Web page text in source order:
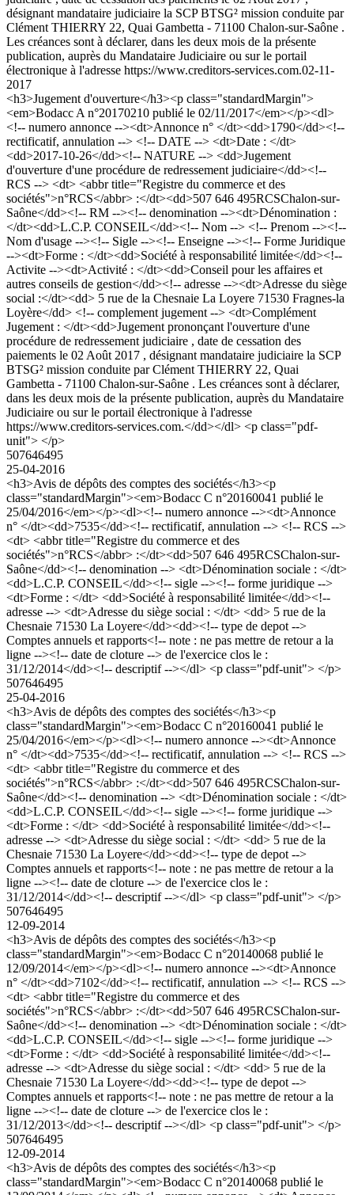
désignant mandataire judiciaire la SCP BTSG² mission conduite par
Clément THIERRY 22, Quai Gambetta - 71100 Chalon-sur-Saône .
Les créances sont à déclarer, dans les deux mois de la présente
publication, auprès du Mandataire Judiciaire ou sur le portail
électronique à l'adresse https://www.creditors-services.com.02-11-
2017
<h3>Jugement d'ouverture</h3><p class="standardMargin">
<em>Bodacc A n°20170210 publié le 02/11/2017</em></p><dl>
<!-- numero annonce --><dt>Annonce n° </dt><dd>1790</dd><!--
rectificatif, annulation --> <!-- DATE --> <dt>Date : </dt>
<dd>2017-10-26</dd><!-- NATURE --> <dd>Jugement
d'ouverture d'une procédure de redressement judiciaire</dd><!--
RCS --> <dt> <abbr title="Registre du commerce et des
sociétés">n°RCS</abbr> :</dt><dd>507 646 495RCSChalon-sur-
Saône</dd><!-- RM --><!-- denomination --><dt>Dénomination :
</dt><dd>L.C.P. CONSEIL</dd><!-- Nom --> <!-- Prenom --><!--
Nom d'usage --><!-- Sigle --><!-- Enseigne --><!-- Forme Juridique
--><dt>Forme : </dt><dd>Société à responsabilité limitée</dd><!--
Activite --><dt>Activité : </dt><dd>Conseil pour les affaires et
autres conseils de gestion</dd><!-- adresse --><dt>Adresse du siège
social :</dt><dd> 5 rue de la Chesnaie La Loyere 71530 Fragnes-la
Loyère</dd> <!-- complement jugement --> <dt>Complément
Jugement : </dt><dd>Jugement prononçant l'ouverture d'une
procédure de redressement judiciaire , date de cessation des
paiements le 02 Août 2017 , désignant mandataire judiciaire la SCP
BTSG² mission conduite par Clément THIERRY 22, Quai
Gambetta - 71100 Chalon-sur-Saône . Les créances sont à déclarer,
dans les deux mois de la présente publication, auprès du Mandataire
Judiciaire ou sur le portail électronique à l'adresse
https://www.creditors-services.com.</dd></dl> <p class="pdf-
unit"> </p>
507646495
25-04-2016
<h3>Avis de dépôts des comptes des sociétés</h3><p
class="standardMargin"><em>Bodacc C n°20160041 publié le
25/04/2016</em></p><dl><!-- numero annonce --><dt>Annonce
n° </dt><dd>7535</dd><!-- rectificatif, annulation --> <!-- RCS -->
<dt> <abbr title="Registre du commerce et des
sociétés">n°RCS</abbr> :</dt><dd>507 646 495RCSChalon-sur-
Saône</dd><!-- denomination --> <dt>Dénomination sociale : </dt>
<dd>L.C.P. CONSEIL</dd><!-- sigle --><!-- forme juridique -->
<dt>Forme : </dt> <dd>Société à responsabilité limitée</dd><!--
adresse --> <dt>Adresse du siège social : </dt> <dd> 5 rue de la
Chesnaie 71530 La Loyere</dd><dd><!-- type de depot -->
Comptes annuels et rapports<!-- note : ne pas mettre de retour a la
ligne --><!-- date de cloture --> de l'exercice clos le :
31/12/2014</dd><!-- descriptif --></dl> <p class="pdf-unit"> </p>
507646495
25-04-2016
<h3>Avis de dépôts des comptes des sociétés</h3><p
class="standardMargin"><em>Bodacc C n°20160041 publié le
25/04/2016</em></p><dl><!-- numero annonce --><dt>Annonce
n° </dt><dd>7535</dd><!-- rectificatif, annulation --> <!-- RCS -->
<dt> <abbr title="Registre du commerce et des
sociétés">n°RCS</abbr> :</dt><dd>507 646 495RCSChalon-sur-
Saône</dd><!-- denomination --> <dt>Dénomination sociale : </dt>
<dd>L.C.P. CONSEIL</dd><!-- sigle --><!-- forme juridique -->
<dt>Forme : </dt> <dd>Société à responsabilité limitée</dd><!--
adresse --> <dt>Adresse du siège social : </dt> <dd> 5 rue de la
Chesnaie 71530 La Loyere</dd><dd><!-- type de depot -->
Comptes annuels et rapports<!-- note : ne pas mettre de retour a la
ligne --><!-- date de cloture --> de l'exercice clos le :
31/12/2014</dd><!-- descriptif --></dl> <p class="pdf-unit"> </p>
507646495
12-09-2014
<h3>Avis de dépôts des comptes des sociétés</h3><p
class="standardMargin"><em>Bodacc C n°20140068 publié le
12/09/2014</em></p><dl><!-- numero annonce --><dt>Annonce
n° </dt><dd>7102</dd><!-- rectificatif, annulation --> <!-- RCS -->
<dt> <abbr title="Registre du commerce et des
sociétés">n°RCS</abbr> :</dt><dd>507 646 495RCSChalon-sur-
Saône</dd><!-- denomination --> <dt>Dénomination sociale : </dt>
<dd>L.C.P. CONSEIL</dd><!-- sigle --><!-- forme juridique -->
<dt>Forme : </dt> <dd>Société à responsabilité limitée</dd><!--
adresse --> <dt>Adresse du siège social : </dt> <dd> 5 rue de la
Chesnaie 71530 La Loyere</dd><dd><!-- type de depot -->
Comptes annuels et rapports<!-- note : ne pas mettre de retour a la
ligne --><!-- date de cloture --> de l'exercice clos le :
31/12/2013</dd><!-- descriptif --></dl> <p class="pdf-unit"> </p>
507646495
12-09-2014
<h3>Avis de dépôts des comptes des sociétés</h3><p
class="standardMargin"><em>Bodacc C n°20140068 publié le